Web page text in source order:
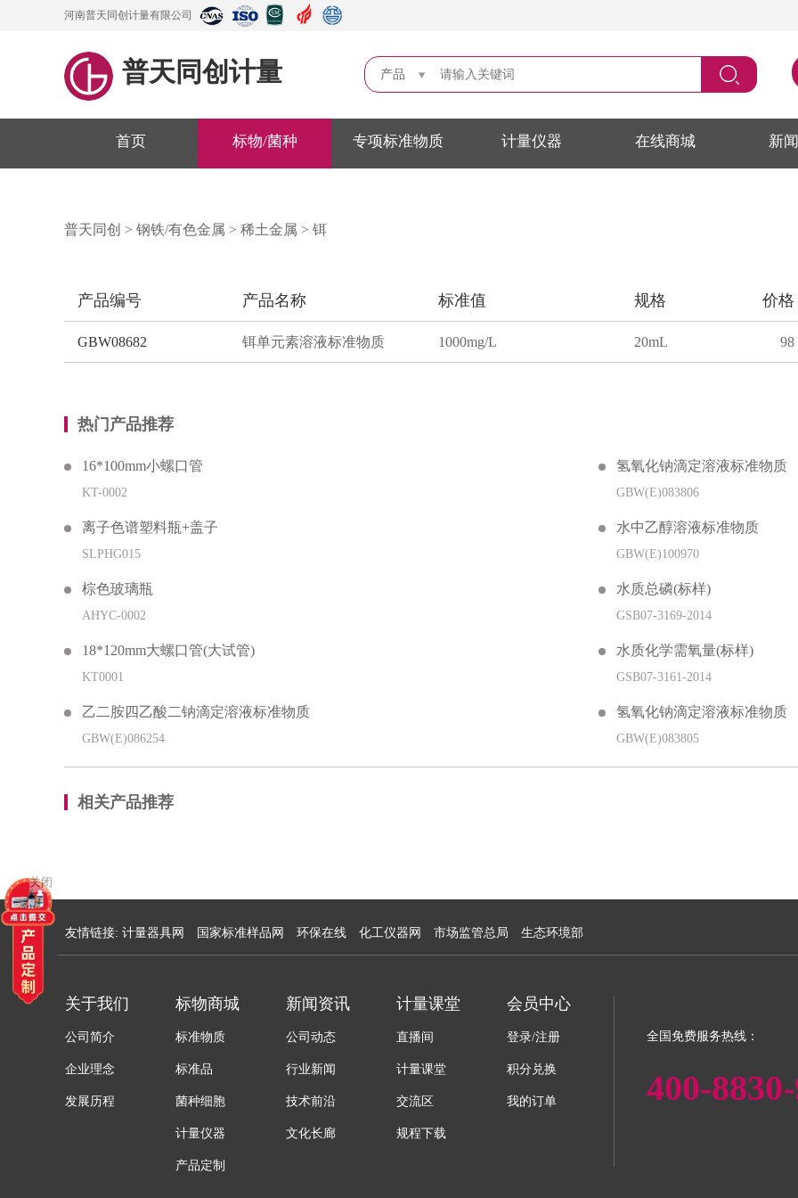
河南普天同创计量有限公司
普天同创计量 产品
首页 标物/菌种 专项标准物质 计量仪器 在线商城 新
普天同创 > 钢铁/有色金属 > 稀土金属 > 铒
产品编号 产品名称 标准值 规格 价格
GBW08682 铒单元素溶液标准物质 1000mg/L 20mL 98
热门产品推荐
16*100mm小螺口管
KT-0002
离子色谱塑料瓶+盖子
SLPHG015
棕色玻璃瓶
AHYC-0002
18*120mm大螺口管(大试管)
KT0001
乙二胺四乙酸二钠滴定溶液标准物质
GBW(E)086254
氢氧化钠滴定溶液标准物质
GBW(E)083806
水中乙醇溶液标准物质
GBW(E)100970
水质总磷(标样)
GSB07-3169-2014
水质化学需氧量(标样)
GSB07-3161-2014
氢氧化钠滴定溶液标准物质
GBW(E)083805
相关产品推荐
友情链接: 计量器具网 国家标准样品网 环保在线 化工仪器网 市场监管总局 生态环境部
关于我们
公司简介
企业理念
发展历程
标物商城
标准物质
标准品
菌种细胞
计量仪器
产品定制
新闻资讯
公司动态
行业新闻
技术前沿
文化长廊
计量课堂
直播间
计量课堂
交流区
规程下载
会员中心
登录/注册
积分兑换
我的订单
全国免费服务热线：
400-
关闭